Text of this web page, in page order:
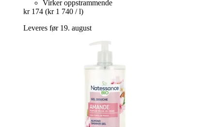
Virker oppstrammende
kr 174 (kr 1 740 / l)
Leveres før 19. august